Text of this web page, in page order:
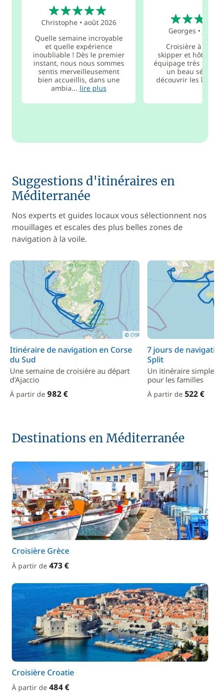
Christophe• août 2026
Quelle semaine incroyable
et quelle expérience
inoubliable ! Dès le premier
instant, nous nous sommes
sentis merveilleusement
bien accueillis, dans une
ambia... lire plus
Georges •
Croisière à la
skipper et
équipage très
un beau séjour
découvrir les îles
Suggestions d'itinéraires en
Méditerranée
Nos experts et guides locaux vous sélectionnent nos
mouillages et escales des plus belles zones de
navigation à la voile.
Itinéraire de navigation en Corse
du Sud
Une semaine de croisière au départ
d'Ajaccio
À partir de 982 €
7 jours de
Split
Un itinéraire simple
pour les familles
À partir de 522 €
Destinations en Méditerranée
Croisière Grèce
À partir de 473 €
Croisière Croatie
À partir de 484 €